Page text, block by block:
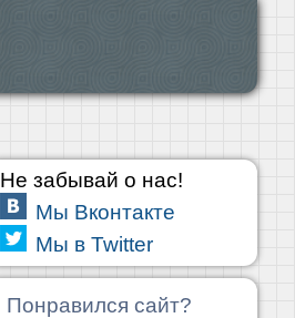
Не забывай о нас!
Мы Вконтакте
Мы в Twitter
Понравился сайт?